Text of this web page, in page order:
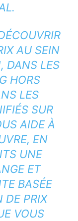
AU SEIN
DANS LES
HORS
LES
SUR
AIDE À
EN
UNE
ET
BASÉE
DE PRIX
VOUS